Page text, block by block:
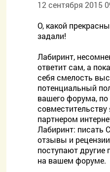
12 сентября 2015
О, какой
задали!
Лабиринт,
ответит сам, а
себя смелость
потенциальный
вашего форума, по
партнером
Лабиринт:
отзывы и
поступают другие
на вашем форуме.